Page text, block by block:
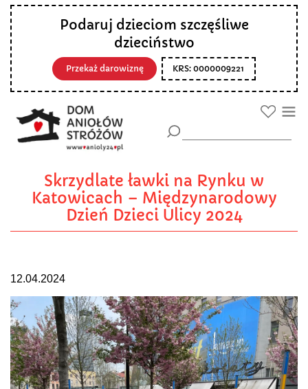
Podaruj dzieciom szczęśliwe
dzieciństwo
Przekaż darowiznę KRS: 0000009221
Skrzydlate ławki na Rynku w
Katowicach – Międzynarodowy
Dzień Dzieci Ulicy 2024
12.04.2024